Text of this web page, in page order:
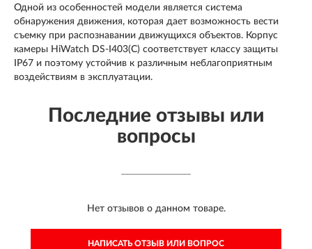
Одной из особенностей модели является система
обнаружения движения, которая дает возможность вести
съемку при распознавании движущихся объектов. Корпус
камеры HiWatch DS-I403(C) соответствует классу защиты
IP67 и поэтому устойчив к различным неблагоприятным
воздействиям в эксплуатации.
Последние отзывы или
вопросы
Нет отзывов о данном товаре.
НАПИСАТЬ ОТЗЫВ ИЛИ ВОПРОС